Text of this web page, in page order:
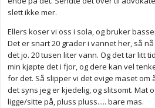
slett ikke mer.
Ellers koser vi oss i sola, og bruker
Det er snart 20 grader i vannet her, så
det jo. 20 tusen liter vann. Og det tar litt
min kjøpte det i fjor, og dere kan vel
for det. Så slipper vi det evige maset om
det syns jeg er kjedelig, og slitsomt. Mat
ligge/sitte på, pluss pluss..... bare mas.